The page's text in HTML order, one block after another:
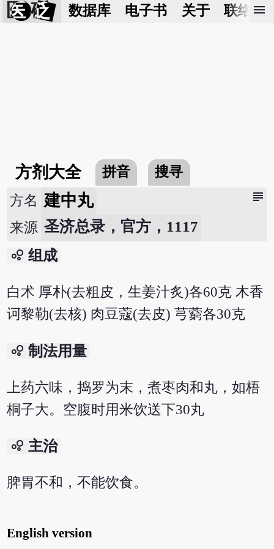
医 砭 数据库 电子书 关于 联络我
menu
方剂大全 拼音 搜寻
subject
方名 建中丸
来源 圣济总录，官方，1117
bubble_chart 组成
白术 厚朴(去粗皮，生姜汁炙)各60克 木香
诃黎勒(去核) 肉豆蔻(去皮) 芎藭各30克
bubble_chart 制法用量
上药六味，捣罗为末，煮枣肉和丸，如梧
桐子大。空腹时用米饮送下30丸
bubble_chart 主治
脾胃不和，不能饮食。
English version